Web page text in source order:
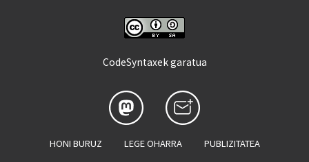
CodeSyntaxek garatua
HONI BURUZ LEGE OHARRA PUBLIZITATEA